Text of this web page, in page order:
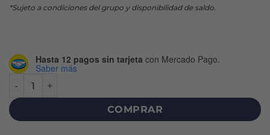
*Sujeto a condiciones del grupo y disponibilidad de saldo.
Hasta 12 pagos sin tarjeta con Mercado Pago.
Saber más
COMPRAR